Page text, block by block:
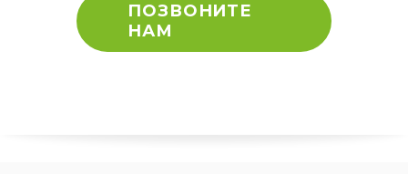
ПОЗВОНИТЕ
НАМ